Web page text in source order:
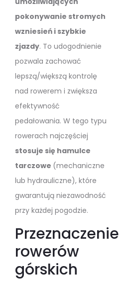
pokonywanie stromych
wzniesień i szybkie
zjazdy. To udogodnienie
pozwala zachować
lepszą/większą kontrolę
nad rowerem i zwiększa
efektywność
pedałowania. W tego typu
rowerach najczęściej
stosuje się hamulce
tarczowe (mechaniczne
lub hydrauliczne), które
gwarantują niezawodność
przy każdej pogodzie.
Przeznaczenie
rowerów
górskich